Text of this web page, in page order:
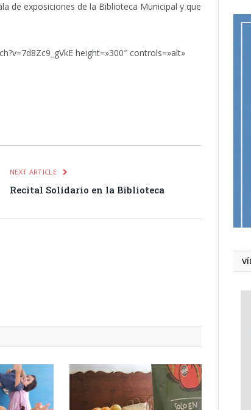
de exposiciones de la Biblioteca Municipal y que
height=»300″ controls=»alt»
NEXT ARTICLE
Recital Solidario en la Biblioteca